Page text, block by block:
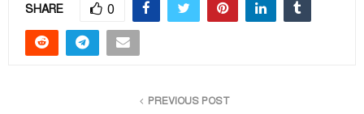
SHARE 0
PREVIOUS POST